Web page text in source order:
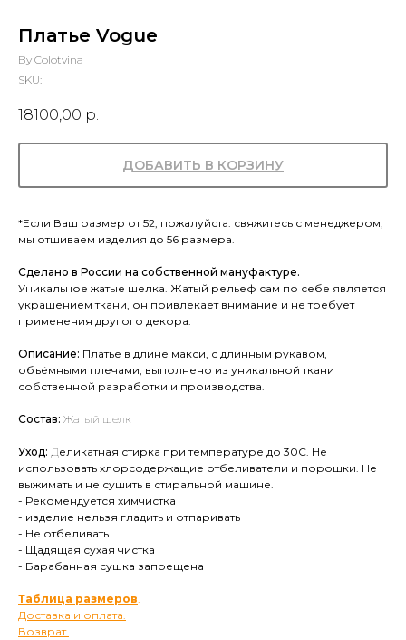
Платье Vogue
By Colotvina
SKU:
18100,00 р.
ДОБАВИТЬ В КОРЗИНУ
*Если Ваш размер от 52, пожалуйста. свяжитесь с менеджером,
мы отшиваем изделия до 56 размера.
Сделано в России на собственной мануфактуре.
Уникальное жатые шелка. Жатый рельеф сам по себе является
украшением ткани, он привлекает внимание и не требует
применения другого декора.
Описание: Платье в длине макси, с длинным рукавом,
объёмными плечами, выполнено из уникальной ткани
собственной разработки и производства.
Состав: Жатый шелк
Уход: Деликатная стирка при температуре до 30С. Не
использовать хлорсодержащие отбеливатели и порошки. Не
выжимать и не сушить в стиральной машине.
- Рекомендуется химчистка
- изделие нельзя гладить и отпаривать
- Не отбеливать
- Щадящая сухая чистка
- Барабанная сушка запрещена
Таблица размеров.
Доставка и оплата.
Возврат.